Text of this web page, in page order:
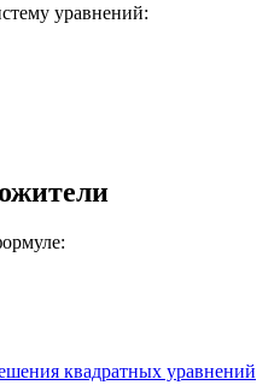
уравнений:
квадратных уравнений